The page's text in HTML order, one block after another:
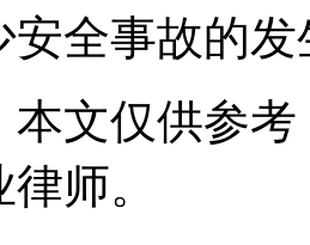
安全事故的发
本文仅供参
师。